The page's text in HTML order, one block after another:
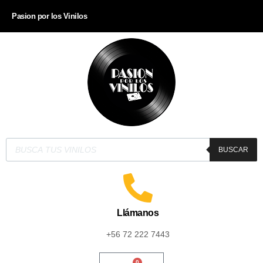
Pasion por los Vinilos
BUSCAR
Llámanos
+56 72 222 7443